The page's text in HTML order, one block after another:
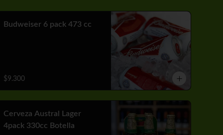
Budweiser 6 pack 473 cc
$9.300
Cerveza Austral Lager
4pack 330cc Botella